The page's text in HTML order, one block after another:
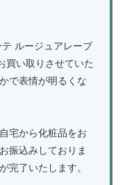
ルージュアレーブ
買い取りさせていた
で表情が明るくな
宅から化粧品をお
振込みしておりま
完了いたします。